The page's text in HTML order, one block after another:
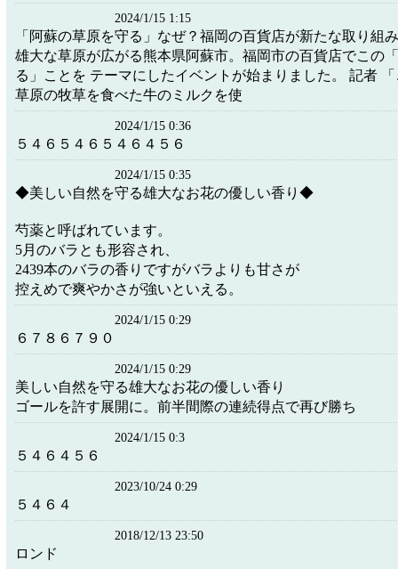
2024/1/15 1:15
「阿蘇の草原を守る」なぜ？福岡の百貨店が新たな取り組み
雄大な草原が広がる熊本県阿蘇市。福岡市の百貨店でこの
る」ことを テーマにしたイベントが始まりました。 記者
草原の牧草を食べた牛のミルクを使
2024/1/15 0:36
５４６５４６５４６４５６
2024/1/15 0:35
◆美しい自然を守る雄大なお花の優しい香り◆
芍薬と呼ばれています。
5月のバラとも形容され、
2439本のバラの香りですがバラよりも甘さが
控えめで爽やかさが強いといえる。
2024/1/15 0:29
６７８６７９０
2024/1/15 0:29
美しい自然を守る雄大なお花の優しい香り
ゴールを許す展開に。前半間際の連続得点で再び勝ち
2024/1/15 0:3
５４６４５６
2023/10/24 0:29
５４６４
2018/12/13 23:50
ロンド